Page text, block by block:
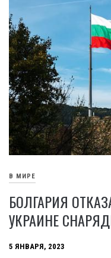
В МИРЕ
БОЛГАРИЯ
УКРАИНЕ
5 ЯНВАРЯ, 2023